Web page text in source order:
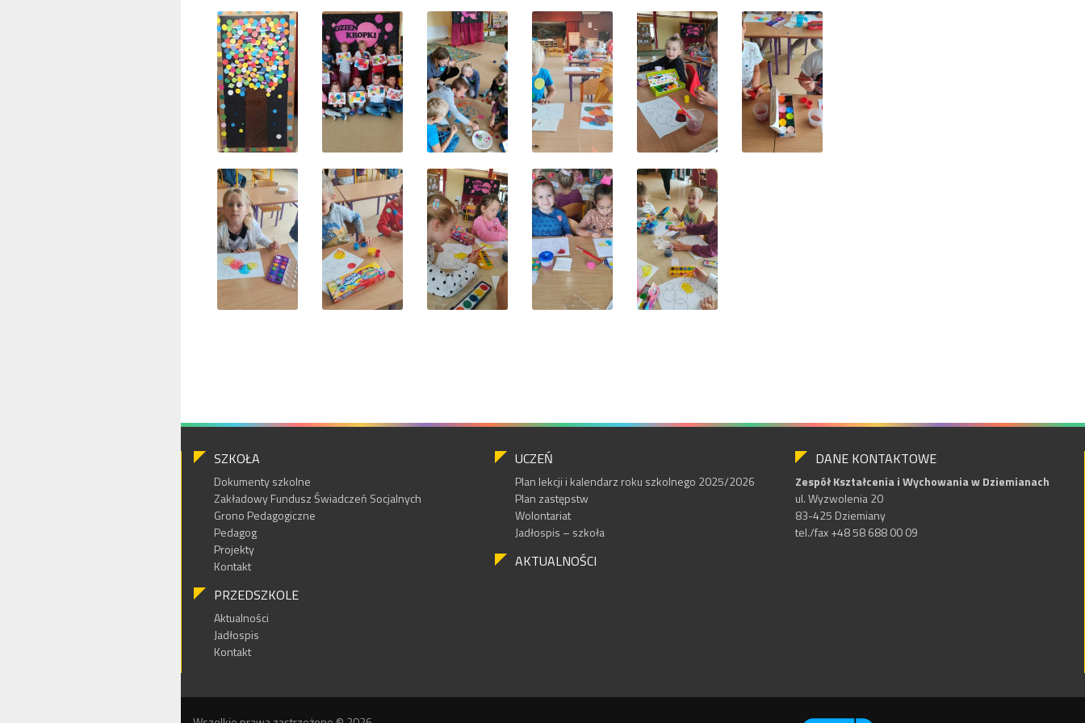
SZKOŁA
Dokumenty szkolne
Zakładowy Fundusz Świadczeń Socjalnych
Grono Pedagogiczne
Pedagog
Projekty
Kontakt
PRZEDSZKOLE
Aktualności
Jadłospis
Kontakt
UCZEŃ
Plan lekcji i kalendarz roku szkolnego 2025/2026
Plan zastępstw
Wolontariat
Jadłospis – szkoła
AKTUALNOŚCI
DANE KONTAKTOWE
Zespół Kształcenia i Wychowania w Dziemianach
ul. Wyzwolenia 20
83-425 Dziemiany
tel./fax +48 58 688 00 09